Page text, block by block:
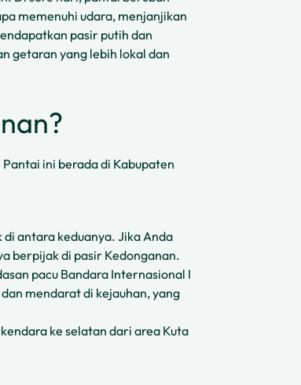
memenuhi udara, menjanjikan
pasir putih dan
getaran yang lebih lokal dan
ini berada di Kabupaten
antara keduanya. Jika Anda
berpijak di pasir Kedonganan.
pacu Bandara Internasional I
mendarat di kejauhan, yang
ke selatan dari area Kuta